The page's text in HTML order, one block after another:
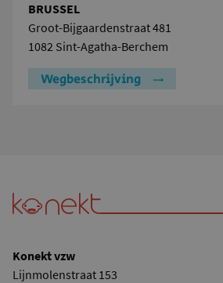
BRUSSEL
Groot-Bijgaardenstraat 481
1082 Sint-Agatha-Berchem
Wegbeschrijving
Konekt vzw
Lijnmolenstraat 153